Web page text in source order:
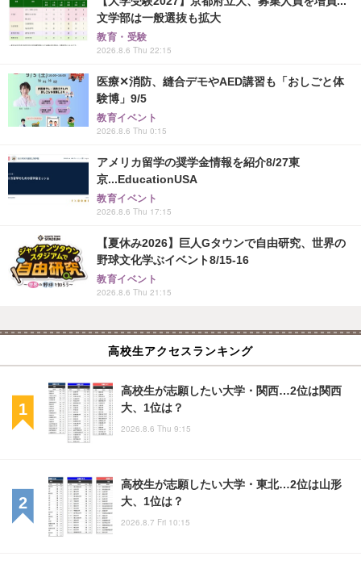
文学部は一般選抜も拡大
教育・受験
2026.8.6 Thu 22:15
医療✕消防、縫合デモやAED講習も「おしごと体
験博」9/5
教育イベント
2026.8.6 Thu 0:15
アメリカ留学の奨学金情報を紹介8/27東
京...EducationUSA
教育イベント
2026.8.6 Thu 17:15
【夏休み2026】巨人Gタウンで自由研究、世界の
野球文化学ぶイベント8/15-16
教育イベント
2026.8.6 Thu 21:15
高校生アクセスランキング
高校生が志願したい大学・関西…2位は関西
大、1位は？
2026.8.6 Thu 9:15
高校生が志願したい大学・東北…2位は山形
大、1位は？
2026.8.7 Fri 10:15